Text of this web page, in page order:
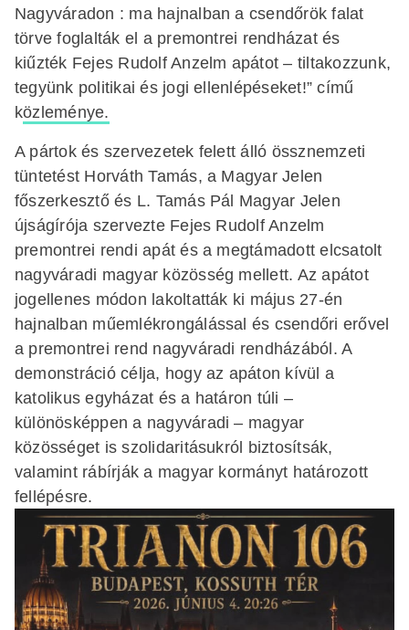
Nagyváradon : ma hajnalban a csendőrök falat
törve foglalták el a premontrei rendházat és
kiűzték Fejes Rudolf Anzelm apátot – tiltakozzunk,
tegyünk politikai és jogi ellenlépéseket!” című
közleménye.
A pártok és szervezetek felett álló össznemzeti
tüntetést Horváth Tamás, a Magyar Jelen
főszerkesztő és L. Tamás Pál Magyar Jelen
újságírója szervezte Fejes Rudolf Anzelm
premontrei rendi apát és a megtámadott elcsatolt
nagyváradi magyar közösség mellett. Az apátot
jogellenes módon lakoltatták ki május 27-én
hajnalban műemlékrongálással és csendőri erővel
a premontrei rend nagyváradi rendházából. A
demonstráció célja, hogy az apáton kívül a
katolikus egyházat és a határon túli –
különösképpen a nagyváradi – magyar
közösséget is szolidaritásukról biztosítsák,
valamint rábírják a magyar kormányt határozott
fellépésre.